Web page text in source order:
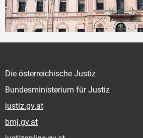
Die österreichische Justiz
Bundesministerium für Justiz
justiz.gv.at
bmj.gv.at